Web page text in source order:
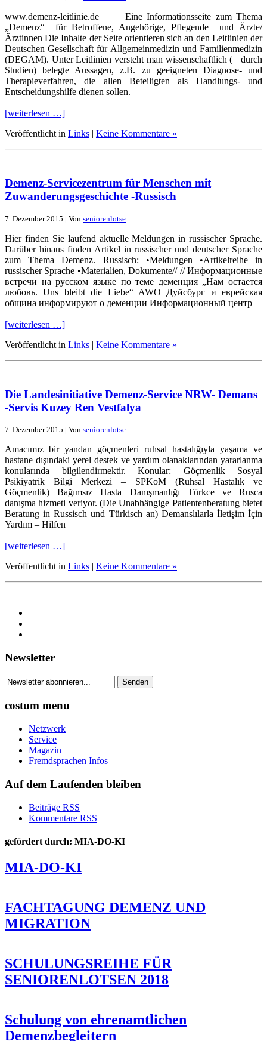
www.demenz‐leitlinie.de Eine Informationsseite zum Thema
„Demenz“ für Betroffene, Angehörige, Pflegende und Ärzte/
Ärztinnen Die Inhalte der Seite orientieren sich an den Leitlinien der
Deutschen Gesellschaft für Allgemeinmedizin und Familienmedizin
(DEGAM). Unter Leitlinien versteht man wissenschaftlich (= durch
Studien) belegte Aussagen, z.B. zu geeigneten Diagnose- und
Therapieverfahren, die allen Beteiligten als Handlungs- und
Entscheidungshilfe dienen sollen.
[weiterlesen …]
Veröffentlicht in Links | Keine Kommentare »
Demenz-Servicezentrum für Menschen mit
Zuwanderungsgeschichte -Russisch
7. Dezember 2015 | Von seniorenlotse
Hier finden Sie laufend aktuelle Meldungen in russischer Sprache.
Darüber hinaus finden Artikel in russischer und deutscher Sprache
zum Thema Demenz. Russisch: •Meldungen •Artikelreihe in
russischer Sprache •Materialien, Dokumente// // Информационные
встречи на русском языке по теме деменция „Нам остается
любовь. Uns bleibt die Liebe“ AWO Дуйсбург и еврейская
община информируют о деменции Информационный центр
[weiterlesen …]
Veröffentlicht in Links | Keine Kommentare »
Die Landesinitiative Demenz-Service NRW- Demans
-Servis Kuzey Ren Vestfalya
7. Dezember 2015 | Von seniorenlotse
Amacımız bir yandan göçmenleri ruhsal hastalığıyla yaşama ve
hastane dışındaki yerel destek ve yardım olanaklarından yararlanma
konularında bilgilendirmektir. Konular: Göçmenlik Sosyal
Psikiyatrik Bilgi Merkezi – SPKoM (Ruhsal Hastalık ve
Göçmenlik) Bağımsız Hasta Danışmanlığı Türkce ve Rusca
danışma hizmeti veriyor. (Die Unabhängige Patientenberatung bietet
Beratung in Russisch und Türkisch an) Demanslılarla İletişim İçin
Yardım – Hilfen
[weiterlesen …]
Veröffentlicht in Links | Keine Kommentare »
Newsletter
costum menu
Netzwerk
Service
Magazin
Fremdsprachen Infos
Auf dem Laufenden bleiben
Beiträge RSS
Kommentare RSS
gefördert durch: MIA-DO-KI
MIA-DO-KI
FACHTAGUNG DEMENZ UND
MIGRATION
SCHULUNGSREIHE FÜR
SENIORENLOTSEN 2018
Schulung von ehrenamtlichen
Demenzbegleitern